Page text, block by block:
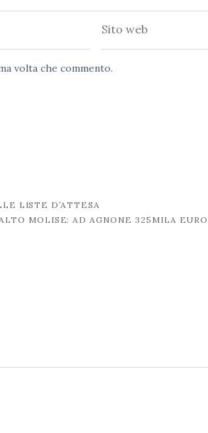
volta che commento.
LISTE D’ATTESA
MOLISE: AD AGNONE 325MILA